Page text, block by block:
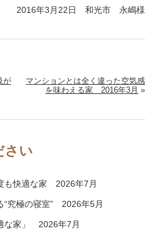
2016年3月22日 和光市 永嶋様
が
マンションとは全く違った空気感
を味わえる家 2016年3月 »
さい
も快適な家 2026年7月
“究極の寝室” 2026年5月
な家」 2026年7月